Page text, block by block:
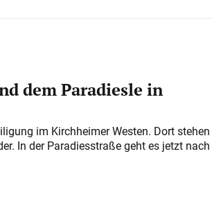
dem Paradiesle in
im Kirchheimer Westen. Dort stehen
In der Paradiesstraße geht es jetzt nach